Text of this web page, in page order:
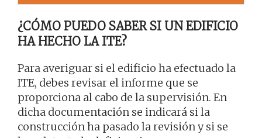
¿CÓMO PUEDO SABER SI UN EDIFICIO
HA HECHO LA ITE?
Para averiguar si el edificio ha efectuado la
ITE, debes revisar el informe que se
proporciona al cabo de la supervisión. En
dicha documentación se indicará si la
construcción ha pasado la revisión y si se